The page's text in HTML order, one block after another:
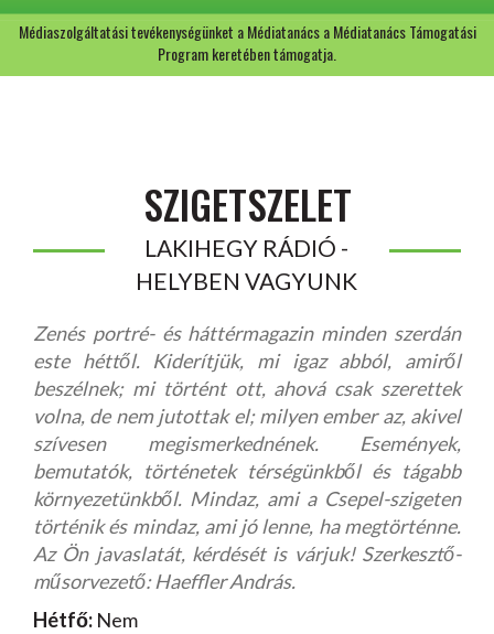
Médiaszolgáltatási tevékenységünket a Médiatanács a Médiatanács Támogatási
Program keretében támogatja.
SZIGETSZELET
LAKIHEGY RÁDIÓ -
HELYBEN VAGYUNK
Zenés portré- és háttérmagazin minden szerdán
este héttől. Kiderítjük, mi igaz abból, amiről
beszélnek; mi történt ott, ahová csak szerettek
volna, de nem jutottak el; milyen ember az, akivel
szívesen megismerkednének. Események,
bemutatók, történetek térségünkből és tágabb
környezetünkből. Mindaz, ami a Csepel-szigeten
történik és mindaz, ami jó lenne, ha megtörténne.
Az Ön javaslatát, kérdését is várjuk! Szerkesztő-
műsorvezető: Haeffler András.
Hétfő: Nem